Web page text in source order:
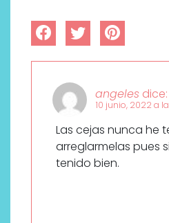
angeles dice:
10 junio, 2022 a
Las cejas nunca he
arreglarmelas pues
tenido bien.